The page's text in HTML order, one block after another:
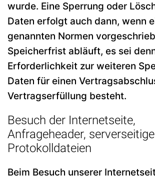
wurde. Eine Sperrung oder
Daten erfolgt auch dann, wenn
genannten Normen
Speicherfrist abläuft, es sei
Erforderlichkeit zur weiteren
Daten für einen
Vertragserfüllung besteht.
Besuch der Internetseite,
Anfrageheader, serverseitige
Protokolldateien
Beim Besuch unserer